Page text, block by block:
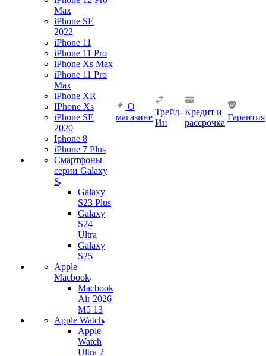
Max
iPhone SE
2022
iPhone 11
iPhone 11 Pro
iPhone Xs Max
iPhone 11 Pro
Max
iPhone XR
IPhone Xs
iPhone SE
2020
Iphone 8
iPhone 7 Plus
Смартфоны
серии Galaxy
S
Galaxy
S23 Plus
Galaxy
S24
Ultra
Galaxy
S25
Apple
Macbook
Macbook
Air 2026
M5 13
Apple Watch
Apple
Watch
Ultra 2
О
магазине
Трейд-
Ин
Кредит и
рассрочка
Гарантия